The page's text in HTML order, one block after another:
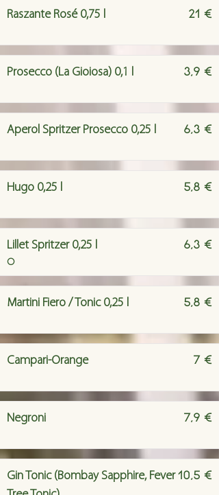
Raszante Rosé 0,75 l 21 €
Prosecco (La Gioiosa) 0,1 l 3,9 €
Aperol Spritzer Prosecco 0,25 l 6,3 €
Hugo 0,25 l 5,8 €
Lillet Spritzer 0,25 l
O
6,3 €
Martini Fiero / Tonic 0,25 l 5,8 €
Campari-Orange 7 €
Negroni 7,9 €
Gin Tonic (Bombay Sapphire, Fever 10,5 €